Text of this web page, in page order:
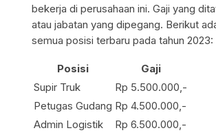
bekerja di perusahaan ini. Gaji yang
atau jabatan yang dipegang. Berikut
semua posisi terbaru pada tahun 2023:
Posisi
Gaji
Supir Truk
Rp 5.500.000,-
Petugas Gudang Rp 4.500.000,-
Admin Logistik
Rp 6.500.000,-